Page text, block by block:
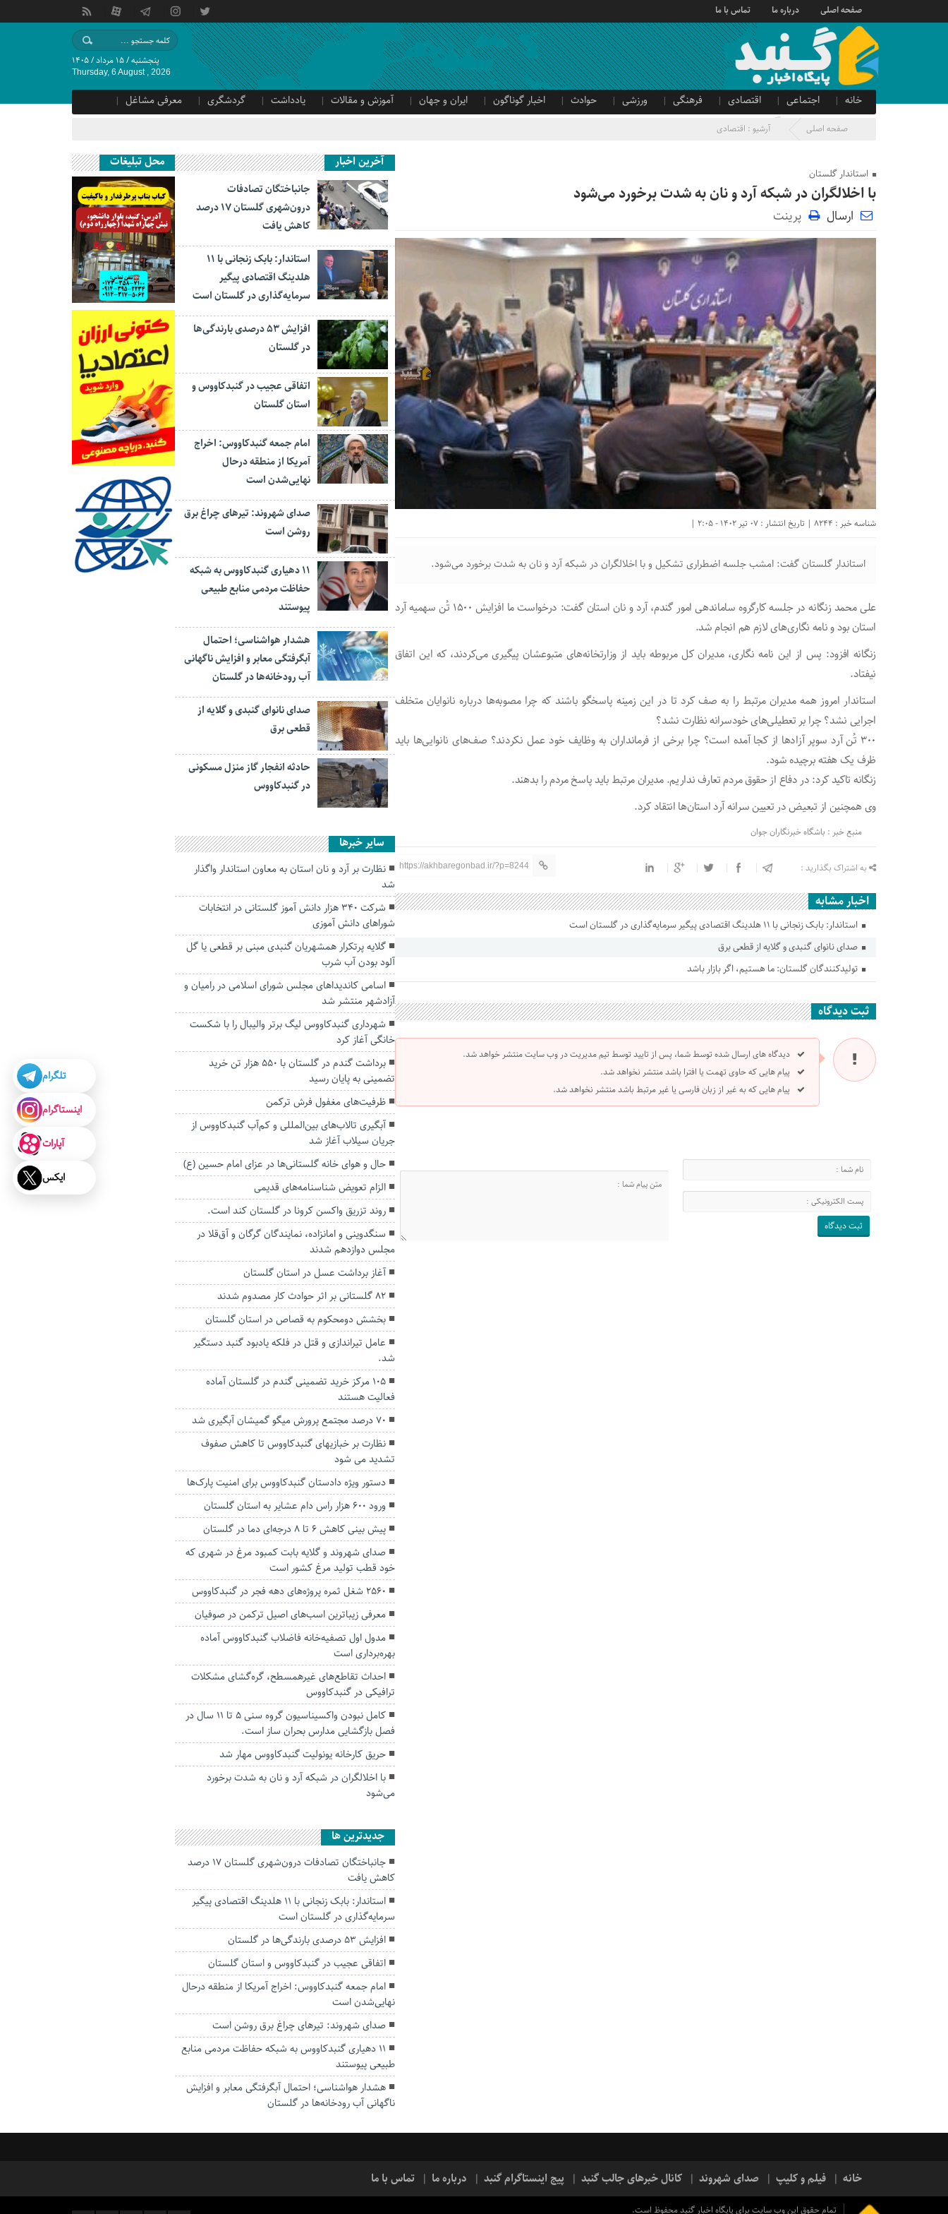
صفحه اصلی درباره ما تماس با ما
پنجشنبه / ۱۵ مرداد / ۱۴۰۵
Thursday, 6 August , 2026
خانه اجتماعی اقتصادی فرهنگی ورزشی حوادث اخبار گوناگون ایران و جهان آموزش و مقالات یادداشت گردشگری
معرفی مشاغل
صدای شهروند
آگهی دولتی صفحه اصلی آرشیو : اقتصادی
استاندار گلستان
با اخلالگران در شبکه آرد و نان به شدت برخورد می‌شود
ارسال پرینت
شناسه خبر : 8244 | تاریخ انتشار : 07 تیر 1402 - 2:05 |
استاندار گلستان گفت: امشب جلسه اضطراری تشکیل و با اخلالگران در شبکه آرد و نان به شدت برخورد می‌شود.
علی محمد زنگانه در جلسه کارگروه ساماندهی امور گندم، آرد و نان استان گفت: درخواست ما افزایش ۱۵۰۰ تُن سهمیه آرد
استان بود و نامه نگاری‌های لازم هم انجام شد.
زنگانه افزود: پس از این نامه نگاری، مدیران کل مربوطه باید از وزارتخانه‌های متبوعشان پیگیری می‌کردند، که این اتفاق
نیفتاد.
استاندار امروز همه مدیران مرتبط را به صف کرد تا در این زمینه پاسخگو باشند که چرا مصوبه‌ها درباره نانوایان متخلف
اجرایی نشد؟ چرا بر تعطیلی‌های خودسرانه نظارت نشد؟
۳۰۰ تُن آرد سوپر آزاد‌ها از کجا آمده است؟ چرا برخی از فرمانداران به وظایف خود عمل نکردند؟ صف‌های نانوایی‌ها باید
ظرف یک هفته برچیده شود.
زنگانه تاکید کرد: در دفاع از حقوق مردم تعارف نداریم. مدیران مرتبط باید پاسخ مردم را بدهند.
وی همچنین از تبعیض در تعیین سرانه آرد استان‌ها انتقاد کرد.
منبع خبر : باشگاه خبرنگاران جوان
به اشتراک بگذارید : https://akhbaregonbad.ir/?p=8244
اخبار مشابه
استاندار: بابک زنجانی با ۱۱ هلدینگ اقتصادی پیگیر سرمایه‌گذاری در گلستان است
صدای نانوای گنبدی و گلایه از قطعی برق
تولیدکنندگان گلستان: ما هستیم، اگر بازار باشد
ثبت دیدگاه
دیدگاه های ارسال شده توسط شما، پس از تایید توسط تیم مدیریت در وب سایت منتشر خواهد شد.
پیام هایی که حاوی تهمت یا افترا باشد منتشر نخواهد شد.
پیام هایی که به غیر از زبان فارسی یا غیر مرتبط باشد منتشر نخواهد شد.
آخرین اخبار
جانباختگان تصادفات
درون‌شهری گلستان ۱۷ درصد
کاهش یافت
استاندار: بابک زنجانی با ۱۱
هلدینگ اقتصادی پیگیر
سرمایه‌گذاری در گلستان است
افزایش ۵۳ درصدی بارندگی‌ها
در گلستان
اتفاقی عجیب در‌ گنبدکاووس و
استان گلستان
امام جمعه گنبدکاووس: اخراج
آمریکا از منطقه درحال
نهایی‌شدن است
صدای شهروند: تیرهای چراغ برق
روشن است
۱۱ دهیاری گنبدکاووس به شبکه
حفاظت مردمی منابع طبیعی
پیوستند
هشدار هواشناسی؛ احتمال
آبگرفتگی معابر و افزایش ناگهانی
آب رودخانه‌ها در گلستان
صدای نانوای گنبدی و گلایه از
قطعی برق
حادثه انفجار گاز منزل مسکونی
در گنبدکاووس
سایر خبرها
نظارت بر آرد و نان استان به معاون استاندار واگذار
شد
شرکت ۳۴۰ هزار دانش آموز گلستانی در انتخابات
شورا‌های دانش آموزی
گلایه پرتکرار همشهریان گنبدی مبنی بر قطعی یا گل
آلود بودن آب شرب
اسامی کاندیداهای مجلس شورای اسلامی در رامیان و
آزادشهر منتشر شد
شهرداری گنبدکاووس لیگ برتر والیبال را با شکست
خانگی آغاز کرد
برداشت گندم در گلستان با ۵۵۰ هزار تن خرید
تضمینی به پایان رسید
ظرفیت‌های مغفول فرش ترکمن
آبگیری تالاب‌های بین‌المللی و کم‌آب گنبدکاووس از
جریان سیلاب آغاز شد
حال و هوای خانه‌ گلستانی‌ها در عزای امام حسین (ع)
الزام تعویض شناسنامه‌های قدیمی
روند تزریق واکسن کرونا در گلستان کند است.
سنگدوینی و امانزاده، نمایندگان گرگان و آق‌قلا در
مجلس دوازدهم شدند
آغاز برداشت عسل در استان گلستان
۸۲ گلستانی بر اثر حوادث کار مصدوم شدند
بخشش دومحکوم به قصاص در استان گلستان
عامل تیراندازی و قتل در فلکه یادبود گنبد دستگیر
شد.
۱۰۵ مرکز خرید تضمینی گندم در گلستان آماده
فعالیت هستند
۷۰ درصد مجتمع پرورش میگو گمیشان آبگیری شد
نظارت بر خبازیهای گنبدکاووس تا کاهش صفوف
تشدید می شود
دستور ویژه دادستان گنبدکاووس برای امنیت پارک‌ها
ورود ۶۰۰ هزار راس دام‌ عشایر به استان گلستان
پیش بینی کاهش ۶ تا ۸ درجه‌ای دما در گلستان
صدای شهروند و گلایه بابت کمبود مرغ در شهری که
خود قطب تولید مرغ کشور است
۲۵۶۰ شغل ثمره پروژه‌های دهه فجر در گنبدکاووس
معرفی زیباترین اسب‌های اصیل ترکمن در صوفیان
مدول اول تصفیه‌خانه فاضلاب گنبدکاووس آماده
بهره‌برداری است
احداث تقاطع‌های غیرهمسطح، گره‌گشای مشکلات
ترافیکی در گنبدکاووس
کامل نبودن واکسیناسیون گروه سنی ۵ تا ۱۱ سال در
فصل بازگشایی مدارس بحران ساز است.
حریق کارخانه یونولیت گنبدکاووس مهار شد
با اخلالگران در شبکه آرد و نان به شدت برخورد
می‌شود
جديدترين ها
جانباختگان تصادفات درون‌شهری گلستان ۱۷ درصد
کاهش یافت
استاندار: بابک زنجانی با ۱۱ هلدینگ اقتصادی پیگیر
سرمایه‌گذاری در گلستان است
افزایش ۵۳ درصدی بارندگی‌ها در گلستان
اتفاقی عجیب در‌ گنبدکاووس و استان گلستان
امام جمعه گنبدکاووس: اخراج آمریکا از منطقه درحال
نهایی‌شدن است
صدای شهروند: تیرهای چراغ برق روشن است
۱۱ دهیاری گنبدکاووس به شبکه حفاظت مردمی منابع
طبیعی پیوستند
هشدار هواشناسی؛ احتمال آبگرفتگی معابر و افزایش
ناگهانی آب رودخانه‌ها در گلستان
محل تبلیغات
خانه فیلم و کلیپ صدای شهروند کانال خبرهای جالب گنبد پیج اینستاگرام گنبد درباره ما تماس با ما
تمام حقوق این وب سایت برای پایگاه اخبار گنبد محفوظ است.
تلگرام
اینستاگرام
آپارات
ایکس